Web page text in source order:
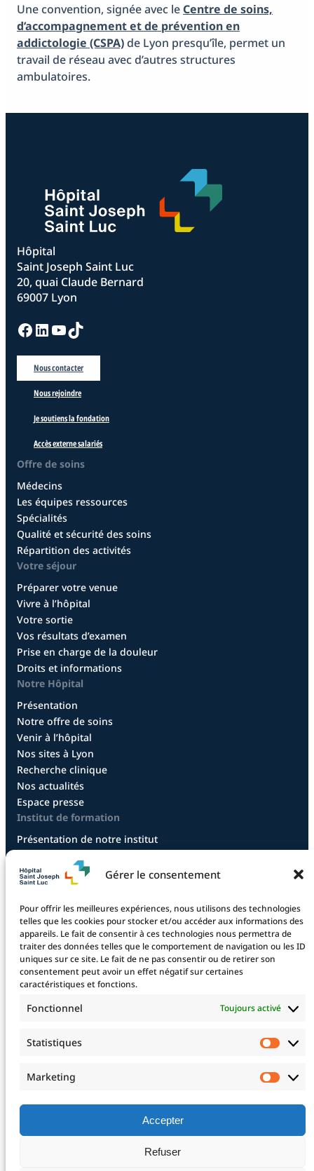
Gérer le consentement
Pour offrir les meilleures expériences, nous utilisons des technologies
telles que les cookies pour stocker et/ou accéder aux informations des
appareils. Le fait de consentir à ces technologies nous permettra de
traiter des données telles que le comportement de navigation ou les ID
uniques sur ce site. Le fait de ne pas consentir ou de retirer son
consentement peut avoir un effet négatif sur certaines
caractéristiques et fonctions.
Fonctionnel Toujours activé
Statistiques
Marketing
Accepter
Refuser
Une convention, signée avec le Centre de soins,
d’accompagnement et de prévention en
addictologie (CSPA)de Lyon presqu’île, permet un
travail de réseau avec d’autres structures
ambulatoires.
Hôpital
Saint Joseph Saint Luc
20, quai Claude Bernard
69007 Lyon
Facebook LinkedIn YouTube TikTok
Nous contacter
Nous rejoindre
Je soutiens la fondation
Accès externe salariés
Offre de soins
Médecins
Les équipes ressources
Spécialités
Qualité et sécurité des soins
Répartition des activités
Votre séjour
Préparer votre venue
Vivre à l’hôpital
Votre sortie
Vos résultats d’examen
Prise en charge de la douleur
Droits et informations
Notre Hôpital
Présentation
Notre offre de soins
Venir à l’hôpital
Nos sites à Lyon
Recherche clinique
Nos actualités
Espace presse
Institut de formation
Présentation de notre institut
Diplôme aide-soignant
Diplôme aide-soignant en alternance
Diplôme CCEPS
Taxe d’apprentissage
La fondation
La Fondation
Les projets financés
Le projet 2025
Nos mécènes
Télé-expertise
Enseignements post-universitaires – EPU
Nous rejoindre